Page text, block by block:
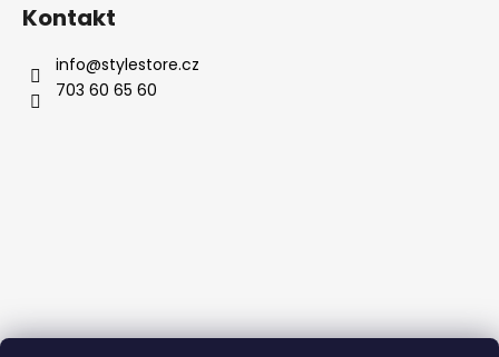
Kontakt
info@stylestore.cz
703 60 65 60